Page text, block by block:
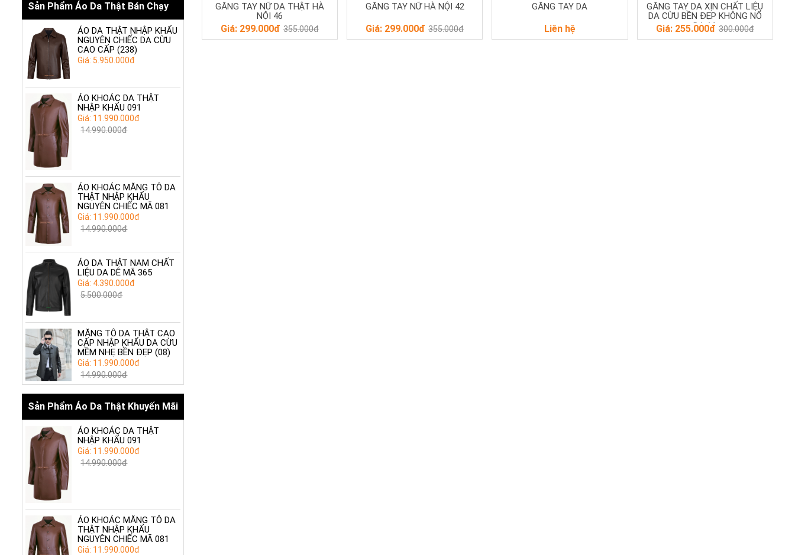
Sản Phẩm Áo Da Thật Bán Chạy
ÁO DA THẬT NHẬP KHẨU
NGUYÊN CHIẾC DA CỪU
CAO CẤP (238)
Giá: 5.950.000đ
ÁO KHOÁC DA THẬT
NHẬP KHẨU 091
Giá: 11.990.000đ
14.990.000đ
ÁO KHOÁC MĂNG TÔ DA
THẬT NHẬP KHẨU
NGUYÊN CHIẾC MÃ 081
Giá: 11.990.000đ
14.990.000đ
ÁO DA THẬT NAM CHẤT
LIỆU DA DÊ MÃ 365
Giá: 4.390.000đ
5.500.000đ
MĂNG TÔ DA THẬT CAO
CẤP NHẬP KHẨU DA CỪU
MỀM NHẸ BỀN ĐẸP (08)
Giá: 11.990.000đ
14.990.000đ
Sản Phẩm Áo Da Thật Khuyến Mãi
ÁO KHOÁC DA THẬT
NHẬP KHẨU 091
Giá: 11.990.000đ
14.990.000đ
ÁO KHOÁC MĂNG TÔ DA
THẬT NHẬP KHẨU
NGUYÊN CHIẾC MÃ 081
Giá: 11.990.000đ
GĂNG TAY NỮ DA THẬT HÀ
NỘI 46
Giá: 299.000đ 355.000đ
GĂNG TAY NỮ HÀ NỘI 42
Giá: 299.000đ 355.000đ
GĂNG TAY DA
Liên hệ
GĂNG TAY DA XỊN CHẤT LIỆU
DA CỪU BỀN ĐẸP KHÔNG NỔ
DA 16
Giá: 255.000đ 300.000đ